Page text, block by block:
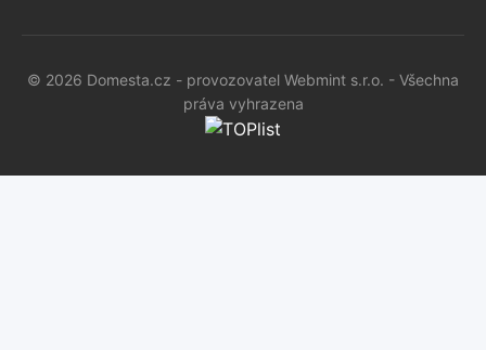
© 2026 Domesta.cz - provozovatel Webmint s.r.o. - Všechna
práva vyhrazena